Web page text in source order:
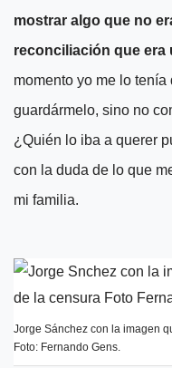
mostrar algo que no
reconciliación que era
momento yo me lo
guardármelo, sino no
¿Quién lo iba a querer
con la duda de lo que
mi familia.
Jorge Sánchez con la imagen
Foto: Fernando Gens.